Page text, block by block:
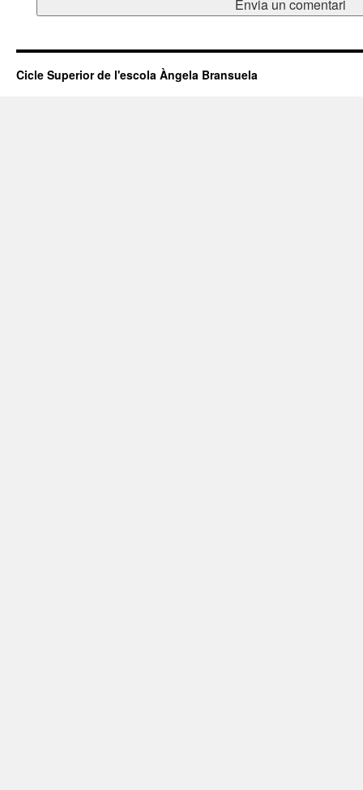
Cicle Superior de l'escola Àngela Bransuela